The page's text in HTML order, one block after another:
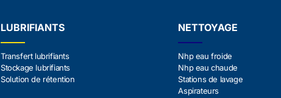
LUBRIFIANTS
Transfert lubrifiants
Stockage lubrifiants
Solution de rétention
NETTOYAGE
Nhp eau froide
Nhp eau chaude
Stations de lavage
Aspirateurs